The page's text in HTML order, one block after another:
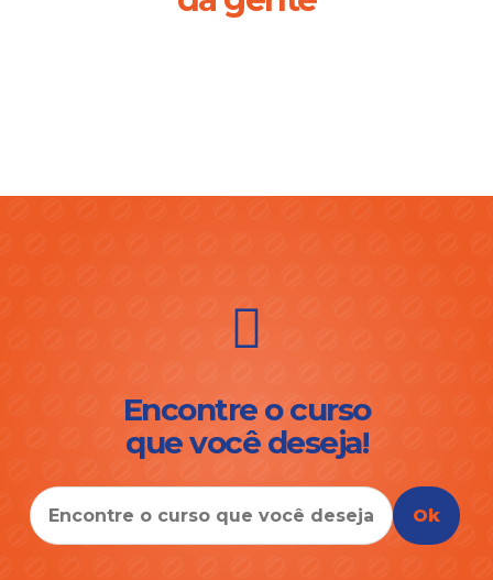
Encontre o curso
que você deseja!
Ok